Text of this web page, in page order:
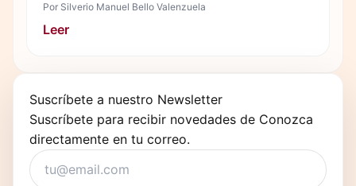
Por Silverio Manuel Bello Valenzuela
Leer
Suscríbete a nuestro Newsletter
Suscríbete para recibir novedades de Conozca
directamente en tu correo.